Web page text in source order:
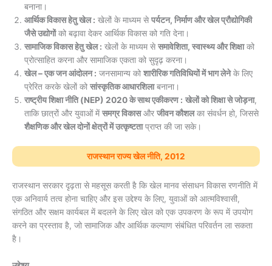
बनाना।
आर्थिक विकास हेतु खेल : खेलों के माध्यम सेपर्यटन, निर्माण और खेल प्रौद्योगिकी
जैसे उद्योगोंको बढ़ावा देकर आर्थिक विकास को गति देना।
सामाजिक विकास हेतु खेल : खेलों के माध्यम सेसमावेशिता, स्वास्थ्य और शिक्षाको
प्रोत्साहित करना और सामाजिक एकता को सुदृढ़ करना।
खेल – एक जन आंदोलन : जनसामान्य को शारीरिक गतिविधियों में भाग लेनेके लिए
प्रेरित करके खेलों को सांस्कृतिक आधारशिलाबनाना।
राष्ट्रीय शिक्षा नीति (NEP) 2020 के साथ एकीकरण : खेलों को शिक्षा से जोड़ना,
ताकि छात्रों और युवाओं मेंसमग्र विकासऔर जीवन कौशलका संवर्धन हो, जिससे
शैक्षणिक और खेल दोनों क्षेत्रों में उत्कृष्टताप्राप्त की जा सके।
राजस्थान राज्य खेल नीति, 2012
राजस्थान सरकार दृढ़ता से महसूस करती है कि खेल मानव संसाधन विकास रणनीति में
एक अनिवार्य तत्व होना चाहिए और इस उद्देश्य के लिए, युवाओं को आत्मविश्वासी,
संगठित और सक्षम कार्यबल में बदलने के लिए खेल को एक उपकरण के रूप में उपयोग
करने का प्रस्ताव है, जो सामाजिक और आर्थिक कल्याण संबंधित परिवर्तन ला सकता
है।